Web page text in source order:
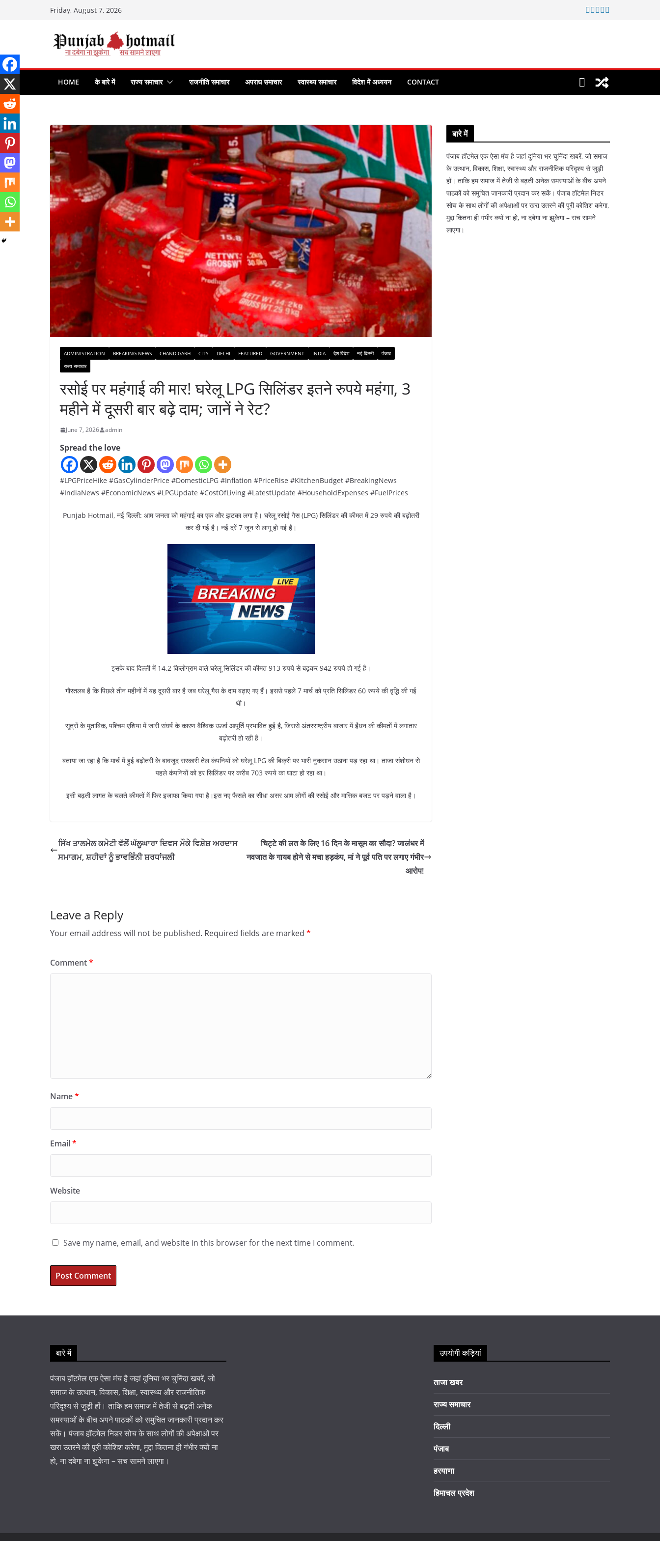
Friday, August 7, 2026
HOME के बारे में राज्य समाचार राजनीति समाचार अपराध समाचार स्वास्थ्य समाचार विदेश में अध्ययन CONTACT
ADMINISTRATION BREAKING NEWS CHANDIGARH CITY DELHI FEATURED GOVERNMENT INDIA देश-विदेश नई दिल्ली
पंजाब
राज्य समाचार
रसोई पर महंगाई की मार! घरेलू LPG सिलिंडर इतने रुपये महंगा, 3
महीने में दूसरी बार बढ़े दाम; जानें ने रेट?
June 7, 2026 admin
Spread the love
#LPGPriceHike #GasCylinderPrice #DomesticLPG #Inflation #PriceRise #KitchenBudget #BreakingNews
#IndiaNews #EconomicNews #LPGUpdate #CostOfLiving #LatestUpdate #HouseholdExpenses #FuelPrices
Punjab Hotmail, नई दिल्ली: आम जनता को महंगाई का एक और झटका लगा है। घरेलू रसोई गैस (LPG) सिलिंडर की कीमत में 29 रुपये की बढ़ोतरी
कर दी गई है। नई दरें 7 जून से लागू हो गई हैं।
इसके बाद दिल्ली में 14.2 किलोग्राम वाले घरेलू सिलिंडर की कीमत 913 रुपये से बढ़कर 942 रुपये हो गई है।
गौरतलब है कि पिछले तीन महीनों में यह दूसरी बार है जब घरेलू गैस के दाम बढ़ाए गए हैं। इससे पहले 7 मार्च को प्रति सिलिंडर 60 रुपये की वृद्धि की गई
थी।
सूत्रों के मुताबिक, पश्चिम एशिया में जारी संघर्ष के कारण वैश्विक ऊर्जा आपूर्ति प्रभावित हुई है, जिससे अंतरराष्ट्रीय बाजार में ईंधन की कीमतों में लगातार
बढ़ोतरी हो रही है।
बताया जा रहा है कि मार्च में हुई बढ़ोतरी के बावजूद सरकारी तेल कंपनियों को घरेलू LPG की बिक्री पर भारी नुकसान उठाना पड़ रहा था। ताजा संशोधन से
पहले कंपनियों को हर सिलिंडर पर करीब 703 रुपये का घाटा हो रहा था।
इसी बढ़ती लागत के चलते कीमतों में फिर इजाफा किया गया है।इस नए फैसले का सीधा असर आम लोगों की रसोई और मासिक बजट पर पड़ने वाला है।
ਸਿੱਖ ਤਾਲਮੇਲ ਕਮੇਟੀ ਵੱਲੋਂ ਘੱਲੂਘਾਰਾ ਦਿਵਸ ਮੌਕੇ ਵਿਸ਼ੇਸ਼ ਅਰਦਾਸ
ਸਮਾਗਮ, ਸ਼ਹੀਦਾਂ ਨੂੰ ਭਾਵਭਿੰਨੀ ਸ਼ਰਧਾਂਜਲੀ
चिट्टे की लत के लिए 16 दिन के मासूम का सौदा? जालंधर में
नवजात के गायब होने से मचा हड़कंप, मां ने पूर्व पति पर लगाए गंभीर
आरोप!
Leave a Reply
Your email address will not be published. Required fields are marked *
Comment*
Name*
Email*
Website
Save my name, email, and website in this browser for the next time I comment.
बारे में
पंजाब हॉटमेल एक ऐसा मंच है जहां दुनिया भर चुनिंदा खबरें, जो समाज
के उत्थान, विकास, शिक्षा, स्वास्थ्य और राजनीतिक परिदृश्य से जुड़ी
हों। ताकि हम समाज में तेजी से बढ़ती अनेक समस्याओं के बीच अपने
पाठकों को समुचित जानकारी प्रदान कर सकें। पंजाब हॉटमेल निडर
सोच के साथ लोगों की अपेक्षाओं पर खरा उतरने की पूरी कोशिश करेगा,
मुद्दा कितना ही गंभीर क्यों ना हो, ना दबेगा ना झुकेगा – सच सामने
लाएगा।
बारे में
पंजाब हॉटमेल एक ऐसा मंच है जहां दुनिया भर चुनिंदा खबरें, जो
समाज के उत्थान, विकास, शिक्षा, स्वास्थ्य और राजनीतिक
परिदृश्य से जुड़ी हों। ताकि हम समाज में तेजी से बढ़ती अनेक
समस्याओं के बीच अपने पाठकों को समुचित जानकारी प्रदान कर
सकें। पंजाब हॉटमेल निडर सोच के साथ लोगों की अपेक्षाओं पर
खरा उतरने की पूरी कोशिश करेगा, मुद्दा कितना ही गंभीर क्यों ना
हो, ना दबेगा ना झुकेगा – सच सामने लाएगा।
उपयोगी कड़ियां
ताजा खबर
राज्य समाचार
दिल्ली
पंजाब
हरयाणा
हिमाचल प्रदेश